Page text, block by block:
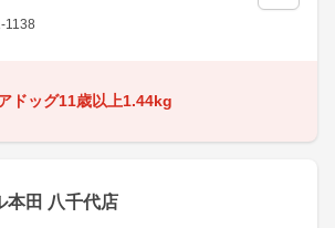
1138
ドッグ11歳以上1.44kg
本田 八千代店